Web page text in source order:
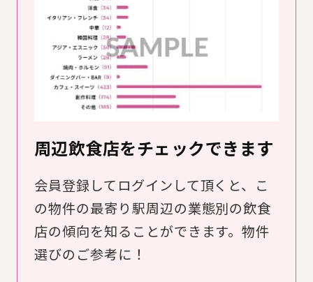
周辺飲食店をチェックできます
会員登録してログインして頂くと、こ
の物件の最寄り駅周辺の業態別の飲食
店の傾向を知ることができます。物件
選びのご参考に！